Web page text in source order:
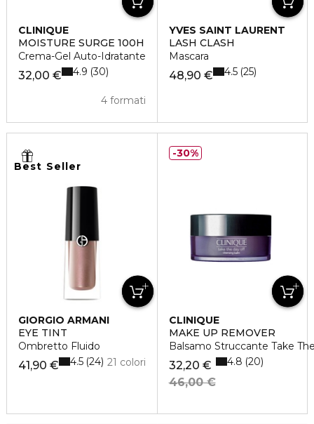
CLINIQUE
MOISTURE SURGE 100H
Crema-Gel Auto-Idratante
32,00 €
4 formati
4.9 30
YVES SAINT LAURENT
LASH CLASH
Mascara
48,90 € 4.5 25
Best Seller
GIORGIO ARMANI
EYE TINT
Ombretto Fluido
41,90 € 21 colori
4.5 24
CLINIQUE
MAKE UP REMOVER
Balsamo Struccante Take
32,20 €
46,00 €
4.8 20
30%